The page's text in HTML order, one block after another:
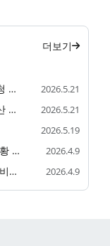
더보기
중소기업 청년 전세 대출 - 자격·한도·신청 안내 2026.5.21
전세 대출 이자 계산기 - 금리·원리금 계산 안내 2026.5.21
2026.5.19
전세자금대출 금리 — 고정·변동 금리 현황 비교 2026.4.9
전세자금대출 비교 — 은행별 금리·한도 비교표 2026.4.9